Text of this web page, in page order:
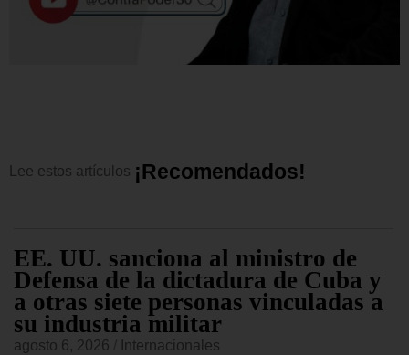
Lee estos artículos ¡Recomend ad os!
EE. UU. sanciona al ministro de
Defensa de la dictadura de Cuba y
a otras siete personas vinculadas a
su industria militar
agosto 6, 2026 Internacionales